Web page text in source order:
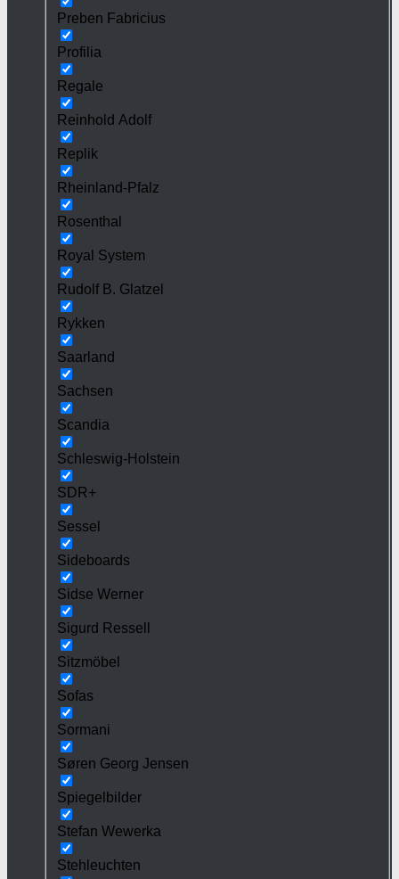
Preben Fabricius
Profilia
Regale
Reinhold Adolf
Replik
Rheinland-Pfalz
Rosenthal
Royal System
Rudolf B. Glatzel
Rykken
Saarland
Sachsen
Scandia
Schleswig-Holstein
SDR+
Sessel
Sideboards
Sidse Werner
Sigurd Ressell
Sitzmöbel
Sofas
Sormani
Søren Georg Jensen
Spiegelbilder
Stefan Wewerka
Stehleuchten